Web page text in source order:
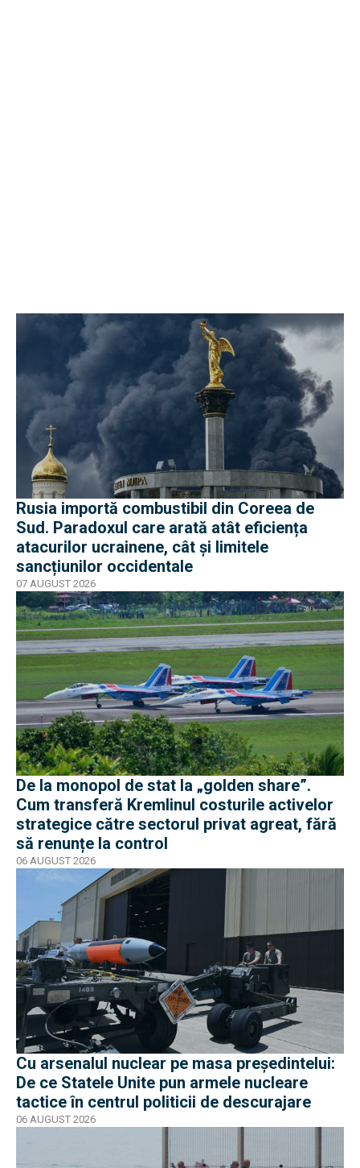
Rusia importă combustibil din Coreea de
Sud. Paradoxul care arată atât eficiența
atacurilor ucrainene, cât și limitele
sancțiunilor occidentale
07 AUGUST 2026
De la monopol de stat la „golden share”.
Cum transferă Kremlinul costurile activelor
strategice către sectorul privat agreat, fără
să renunțe la control
06 AUGUST 2026
Cu arsenalul nuclear pe masa preşedintelui:
De ce Statele Unite pun armele nucleare
tactice în centrul politicii de descurajare
06 AUGUST 2026